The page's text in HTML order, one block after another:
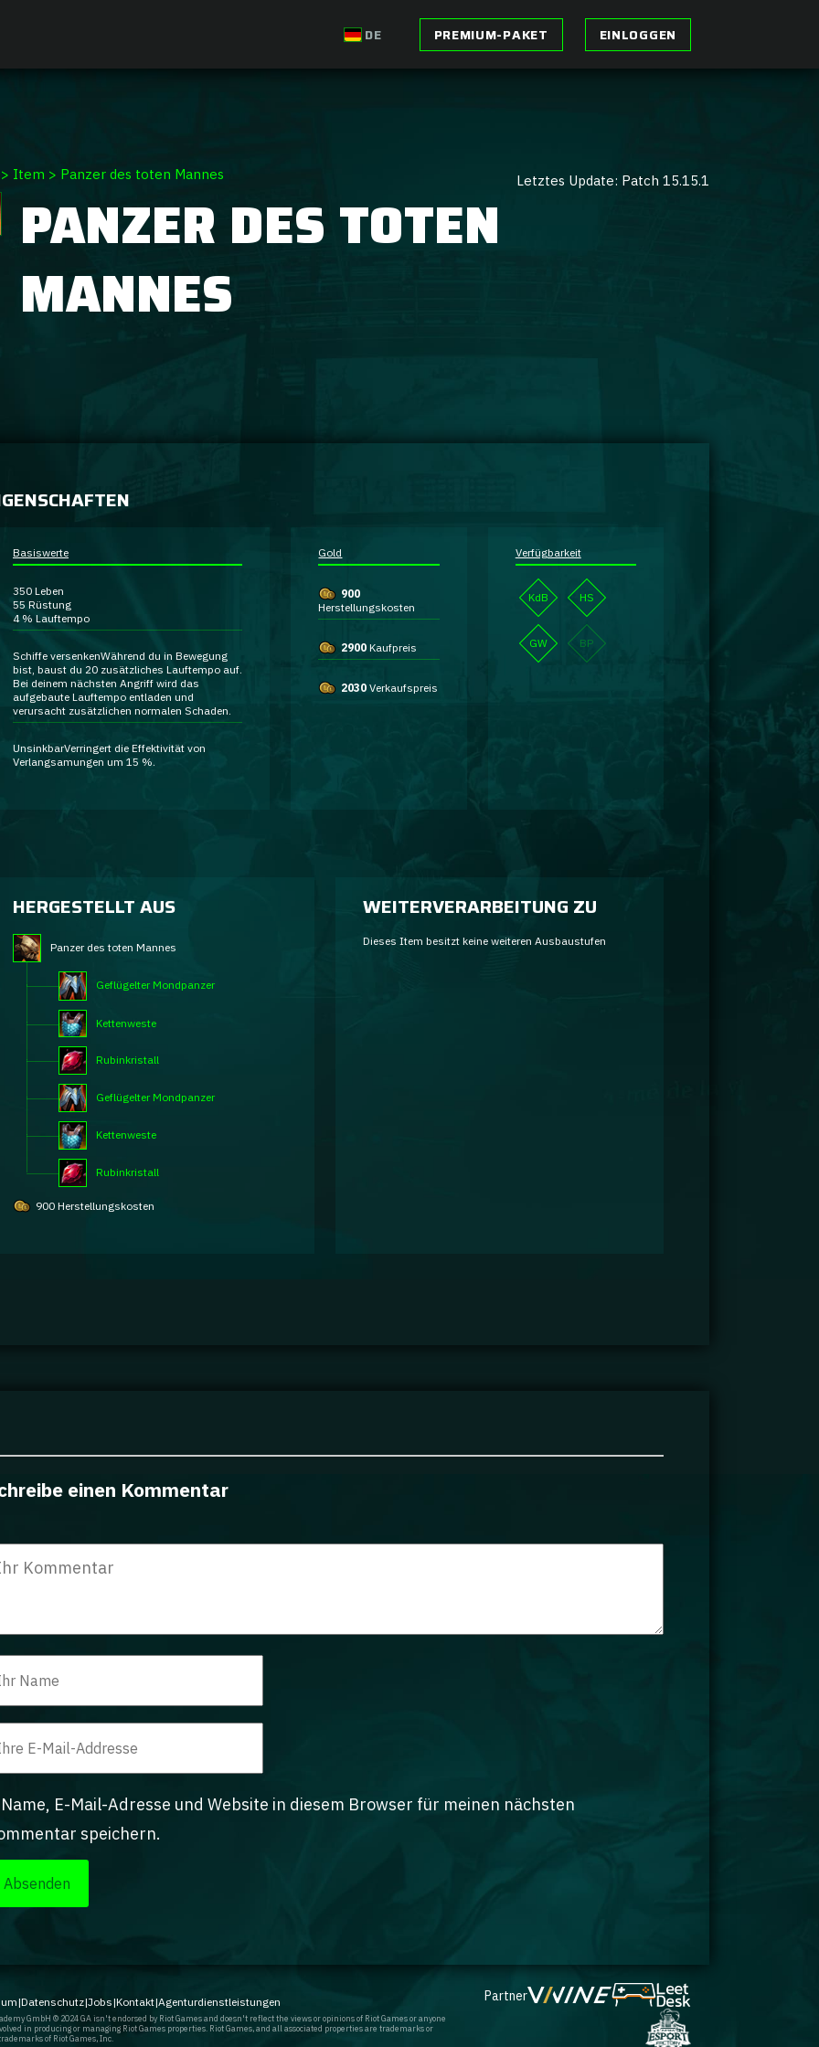
DE PREMIUM-PAKET EINLOGGEN
Item > Panzer des toten Mannes Letztes Update: Patch 15.15.1
PANZER DES TOTEN
MANNES
Basiswerte
350 Leben
55 Rüstung
4 % Lauftempo
Schiffe versenkenWährend du in Bewegung
bist, baust du 20 zusätzliches Lauftempo auf.
Bei deinem nächsten Angriff wird das
aufgebaute Lauftempo entladen und
verursacht zusätzlichen normalen Schaden.
UnsinkbarVerringert die Effektivität von
Verlangsamungen um 15 %.
Gold
900
Herstellungskosten
2900 Kaufpreis
2030 Verkaufspreis
Verfügbarkeit
KdB HS
GW BP
HERGESTELLT AUS
Panzer des toten Mannes
Geflügelter Mondpanzer
Kettenweste
Rubinkristall
Geflügelter Mondpanzer
Kettenweste
Rubinkristall
900 Herstellungskosten
WEITERVERARBEITUNG ZU
Dieses Item besitzt keine weiteren Ausbaustufen
einen Kommentar
Name, E-Mail-Adresse und Website in diesem Browser für meinen nächsten
speichern.
|Datenschutz|Jobs|Kontakt|Agenturdienstleistungen
GmbH © 2024 GA isn't endorsed by Riot Games and doesn't reflect the views or opinions of Riot Games or anyone
in producing or managing Riot Games properties. Riot Games, and all associated properties are trademarks or
of Riot Games, Inc.
Partner